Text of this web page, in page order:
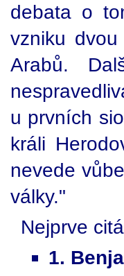
debata o
vzniku
Arabů.
u prvních
králi
nevede
války."
Nejprve
1.